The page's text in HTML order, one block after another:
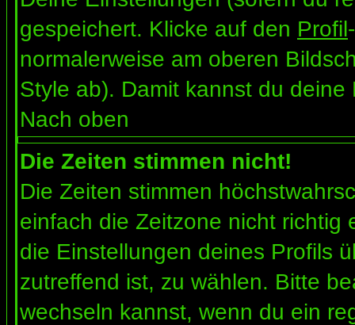
gespeichert. Klicke auf den Profil
normalerweise am oberen
Style ab). Damit kannst du
Nach oben
Die Zeiten stimmen nicht!
Die Zeiten stimmen
einfach die Zeitzone nicht richtig
die Einstellungen deines Profils
zutreffend ist, zu wählen. Bitte
wechseln kannst, wenn du ein